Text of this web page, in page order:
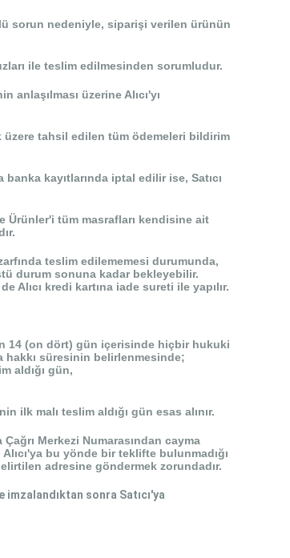
sorun nedeniyle, siparişi verilen ürünün
ile teslim edilmesinden sorumludur.
üzerine Alıcı'yı
üzere tahsil edilen tüm ödemeleri bildirim
kayıtlarında iptal edilir ise, Satıcı
Ürünler'i tüm masrafları kendisine ait
teslim edilememesi durumunda,
durum sonuna kadar bekleyebilir.
kredi kartına iade sureti ile yapılır.
14 (on dört) gün içerisinde hiçbir hukuki
hakkı süresinin belirlenmesinde;
aldığı gün,
malı teslim aldığı gün esas alınır.
Merkezi Numarasından cayma
bu yönde bir teklifte bulunmadığı
adresine göndermek zorundadır.
sonra Satıcı'ya